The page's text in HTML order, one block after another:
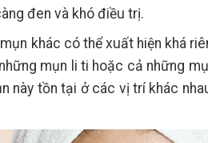
đen và khó điều trị.
khác có thể xuất hiện khá
mụn li ti hoặc cả những
này tồn tại ở các vị trí khác